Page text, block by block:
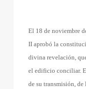
El 18 de noviembre
II aprobó la
divina revelación,
el edificio conciliar.
de su transmisión,